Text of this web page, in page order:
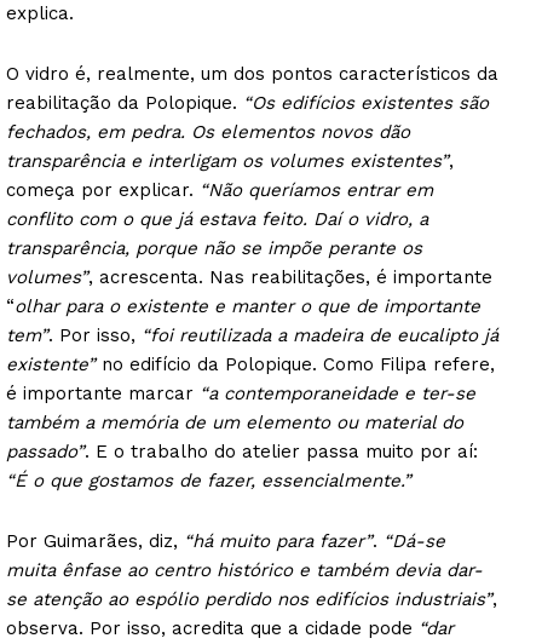
explica.
O vidro é, realmente, um dos pontos característicos da
reabilitação da Polopique. “Os edifícios existentes são
fechados, em pedra. Os elementos novos dão
transparência e interligam os volumes existentes”,
começa por explicar. “Não queríamos entrar em
conflito com o que já estava feito. Daí o vidro, a
transparência, porque não se impõe perante os
volumes”, acrescenta. Nas reabilitações, é importante
“olhar para o existente e manter o que de importante
tem”. Por isso, “foi reutilizada a madeira de eucalipto já
existente”no edifício da Polopique. Como Filipa refere,
é importante marcar “a contemporaneidade e ter-se
também a memória de um elemento ou material do
passado”. E o trabalho do atelier passa muito por aí:
“É o que gostamos de fazer, essencialmente.”
Por Guimarães, diz, “há muito para fazer”. “Dá-se
muita ênfase ao centro histórico e também devia dar-
se atenção ao espólio perdido nos edifícios industriais”,
observa. Por isso, acredita que a cidade pode “dar